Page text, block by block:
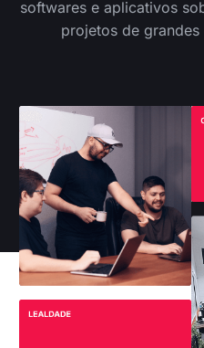
softwares e aplicativos
projetos de